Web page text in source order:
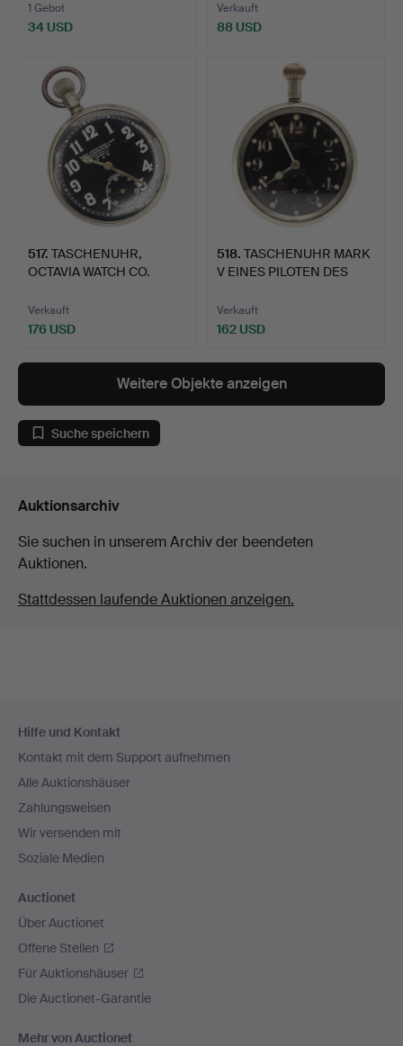
1 Gebot
34 USD
Verkauft
88 USD
517. TASCHENUHR,
OCTAVIA WATCH CO.
Verkauft
176 USD
518. TASCHENUHR MARK
V EINES PILOTEN DES
Verkauft
162 USD
Weitere Objekte anzeigen
Suche speichern
Auktionsarchiv
Sie suchen in unserem Archiv der beendeten
Auktionen.
Stattdessen laufende Auktionen anzeigen.
Navigation
Hilfe und Kontakt
Kontakt mit dem Support aufnehmen
Alle Auktionshäuser
Zahlungsweisen
Wir versenden mit
Soziale Medien
Auctionet
Über Auctionet
Offene Stellen
Für Auktionshäuser
Die Auctionet-Garantie
Mehr von Auctionet